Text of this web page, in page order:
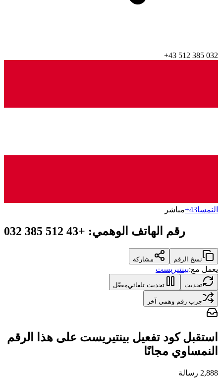
+43 512 385 032
النمسا+43مباشر
رقم الهاتف الوهمي:
+43 512 385 032
نسخ الرقم مشاركة
يعمل مع:بينتيريست
تحديث تحديث تلقائيمفعّل
جرب رقم وهمي آخر
استقبل كود تفعيل بينتيريست على هذا الرقم
النمساوي مجانًا
2,888 رسالة